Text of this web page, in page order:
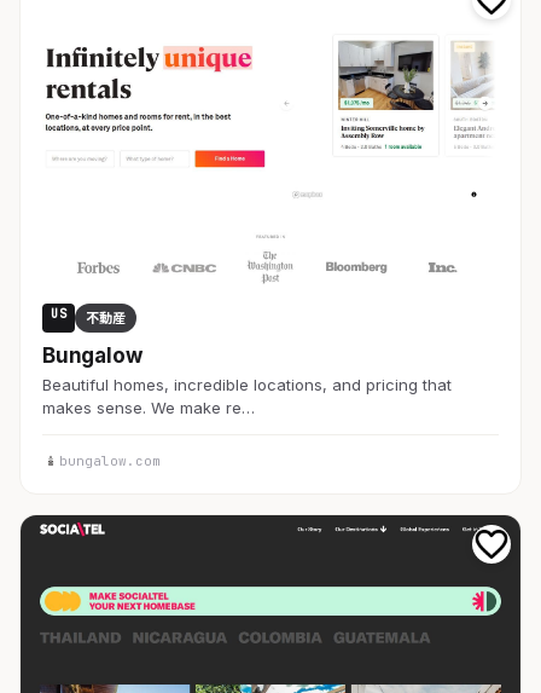
US 不動産
Bungalow
Beautiful homes, incredible locations, and pricing that
makes sense. We make re…
bungalow.com